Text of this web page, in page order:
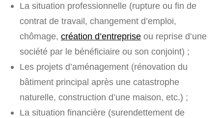
La situation professionnelle (rupture ou fin de
contrat de travail, changement d’emploi,
chômage, création d’entreprise ou reprise d’une
société par le bénéficiaire ou son conjoint) ;
Les projets d’aménagement (rénovation du
bâtiment principal après une catastrophe
naturelle, construction d’une maison, etc.) ;
La situation financière (surendettement de